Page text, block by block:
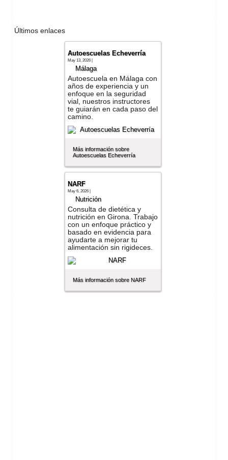
Últimos enlaces
Autoescuelas Echeverría
May 13, 2026 |
Málaga
Autoescuela en Málaga con
años de experiencia y un
enfoque en la seguridad
vial, nuestros instructores
te guiarán en cada paso del
camino.
Más información sobre
Autoescuelas Echeverría
NARF
May 6, 2026 |
Nutrición
Consulta de dietética y
nutrición en Girona. Trabajo
con un enfoque práctico y
basado en evidencia para
ayudarte a mejorar tu
alimentación sin rigideces.
Más información sobre NARF